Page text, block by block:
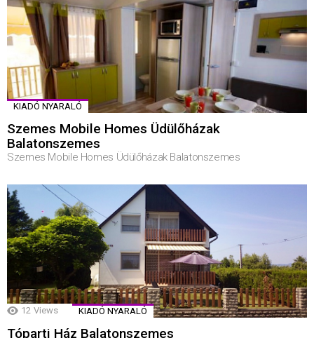
KIADÓ NYARALÓ
Szemes Mobile Homes Üdülőházak
Balatonszemes
Szemes Mobile Homes Üdülőházak Balatonszemes
12 Views KIADÓ NYARALÓ
Tóparti Ház Balatonszemes